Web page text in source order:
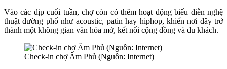
Vào các dịp cuối tuần, chợ còn có thêm hoạt động biểu diễn nghệ
thuật đường phố như acoustic, patin hay hiphop, khiến nơi đây trở
thành một không gian văn hóa mở, kết nối cộng đồng và du khách.
Check-in chợ Âm Phủ (Nguồn: Internet)